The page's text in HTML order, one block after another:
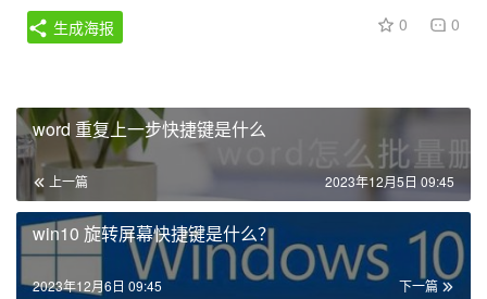
0 0
生成海报
word 重复上一步快捷键是什么
上一篇 2023年12月5日 09:45
win10 旋转屏幕快捷键是什么？
下一篇
2023年12月6日 09:45